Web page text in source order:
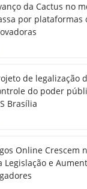
da Cactus no
por plataformas
de legalização
do poder
Brasília
Online Crescem
Legislação e